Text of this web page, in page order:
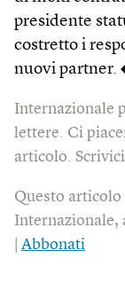
presidente
costretto i
nuovi partner.
Internazionale
lettere. Ci
articolo.
Questo articolo
Internazionale,
Abbonati